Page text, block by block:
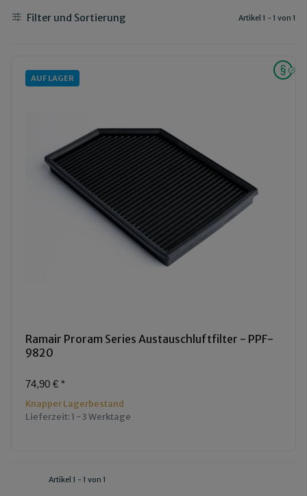
Filter und Sortierung Artikel 1 - 1 von 1
AUF LAGER
Ramair Proram Series Austauschluftfilter - PPF-
9820
74,90 € *
Knapper Lagerbestand
Lieferzeit:1 - 3 Werktage
Artikel 1 - 1 von 1